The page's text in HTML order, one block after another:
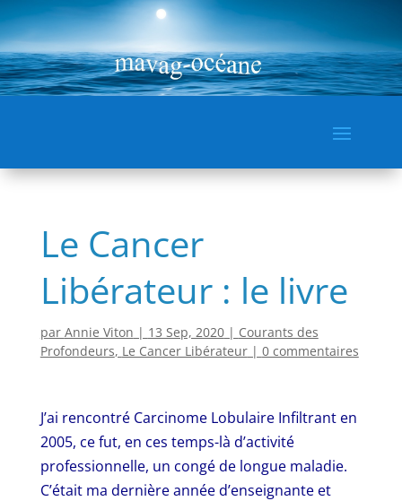
Le Cancer
Libérateur : le livre
par Annie Viton | 13 Sep, 2020| Courants des
Profondeurs, Le Cancer Libérateur| 0 commentaires
J’ai rencontré Carcinome Lobulaire Infiltrant en
2005, ce fut, en ces temps-là d’activité
professionnelle, un congé de longue maladie.
C’était ma dernière année d’enseignante et